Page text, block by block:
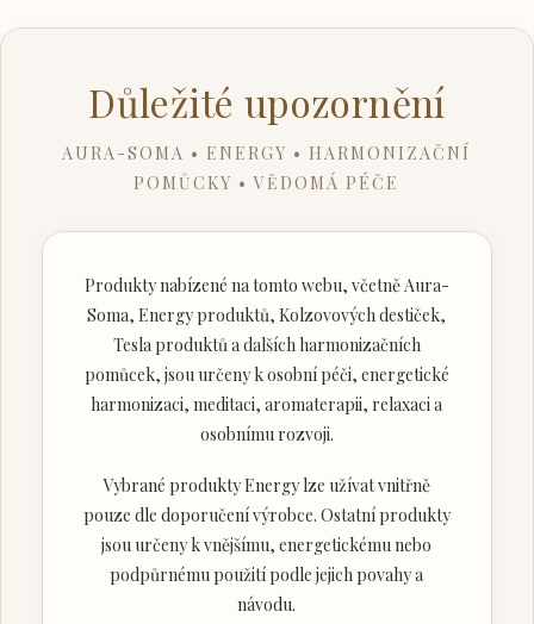
Důležité upozornění
AURA-SOMA • ENERGY • HARMONIZAČNÍ
POMŮCKY • VĚDOMÁ PÉČE
Produkty nabízené na tomto webu, včetně Aura-
Soma, Energy produktů, Kolzovových destiček,
Tesla produktů a dalších harmonizačních
pomůcek, jsou určeny k osobní péči, energetické
harmonizaci, meditaci, aromaterapii, relaxaci a
osobnímu rozvoji.
Vybrané produkty Energy lze užívat vnitřně
pouze dle doporučení výrobce. Ostatní produkty
jsou určeny k vnějšímu, energetickému nebo
podpůrnému použití podle jejich povahy a
návodu.